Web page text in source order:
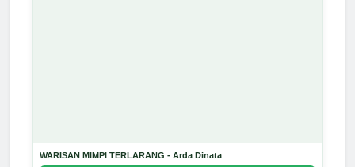
WARISAN MIMPI TERLARANG - Arda Dinata